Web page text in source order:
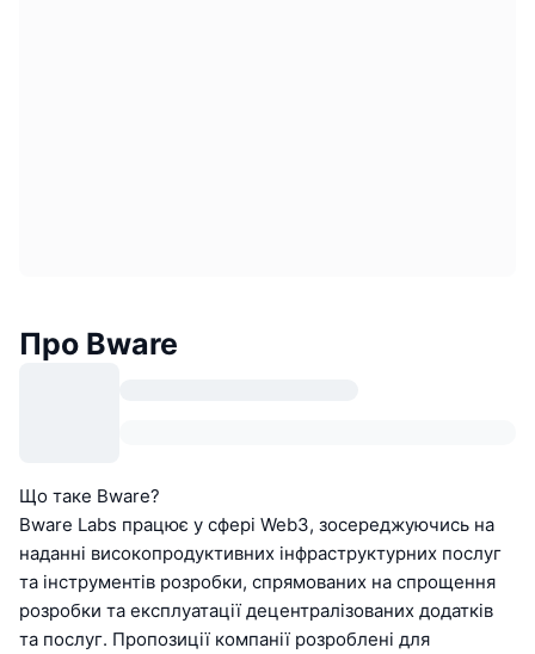
Про Bware
Що таке Bware?
Bware Labs працює у сфері Web3, зосереджуючись на
наданні високопродуктивних інфраструктурних послуг
та інструментів розробки, спрямованих на спрощення
розробки та експлуатації децентралізованих додатків
та послуг. Пропозиції компанії розроблені для